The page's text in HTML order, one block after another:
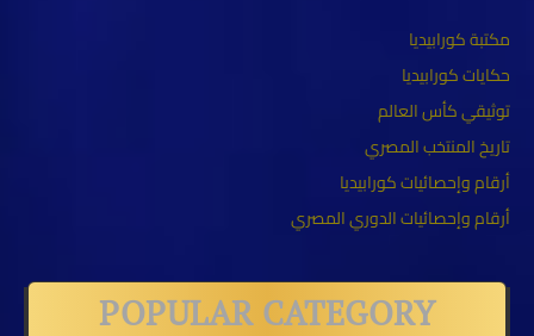
مكتبة كورابيديا
حكايات كورابيديا
توثيقي كأس العالم
تاريخ المنتخب المصري
أرقام وإحصائيات كورابيديا
أرقام وإحصائيات الدوري المصري
POPULAR CATEGORY